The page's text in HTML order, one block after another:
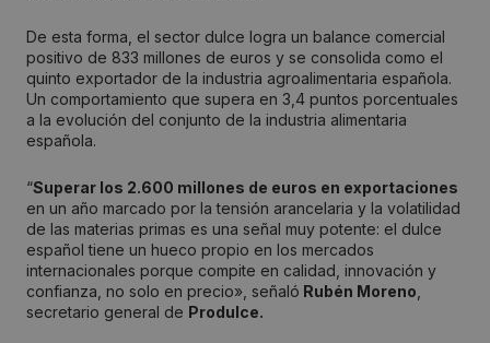
De esta forma, el sector dulce logra un balance comercial
positivo de 833 millones de euros y se consolida como el
quinto exportador de la industria agroalimentaria española.
Un comportamiento que supera en 3,4 puntos porcentuales
a la evolución del conjunto de la industria alimentaria
española.
“Superar los 2.600 millones de euros en exportaciones
en un año marcado por la tensión arancelaria y la volatilidad
de las materias primas es una señal muy potente: el dulce
español tiene un hueco propio en los mercados
internacionales porque compite en calidad, innovación y
confianza, no solo en precio», señaló Rubén Moreno
secretario general de Produlce.